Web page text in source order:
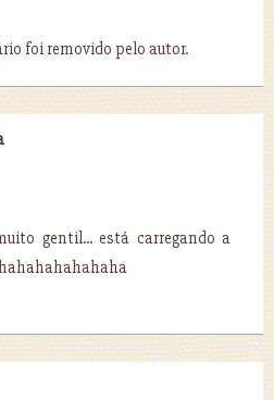
foi removido pelo autor.
gentil... está carregando a